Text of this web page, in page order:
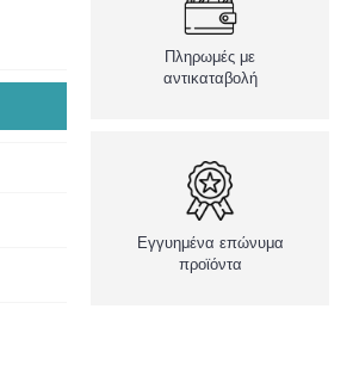
Πληρωμές με
αντικαταβολή
Εγγυημένα επώνυμα
προϊόντα